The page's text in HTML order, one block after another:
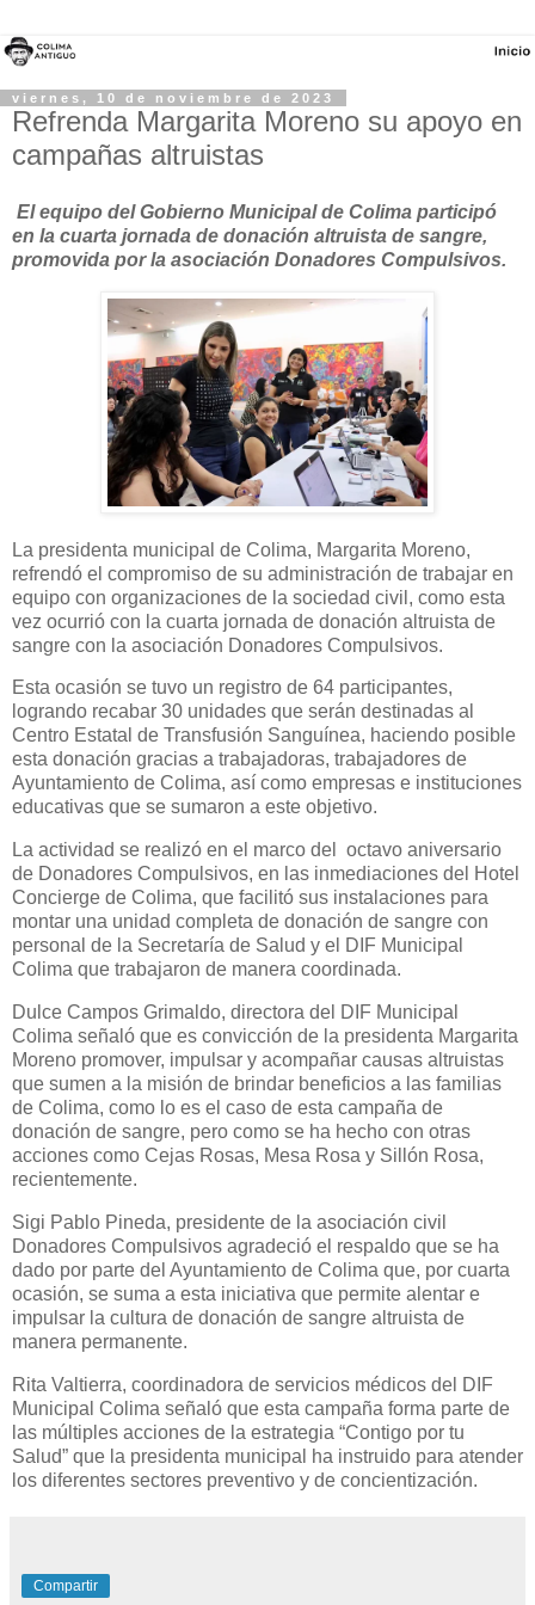
viernes, 10 de noviembre de 2023
Refrenda Margarita Moreno su apoyo en
campañas altruistas
El equipo del Gobierno Municipal de Colima participó
en la cuarta jornada de donación altruista de sangre,
promovida por la asociación Donadores Compulsivos.
La presidenta municipal de Colima, Margarita Moreno,
refrendó el compromiso de su administración de trabajar en
equipo con organizaciones de la sociedad civil, como esta
vez ocurrió con la cuarta jornada de donación altruista de
sangre con la asociación Donadores Compulsivos.
Esta ocasión se tuvo un registro de 64 participantes,
logrando recabar 30 unidades que serán destinadas al
Centro Estatal de Transfusión Sanguínea, haciendo posible
esta donación gracias a trabajadoras, trabajadores de
Ayuntamiento de Colima, así como empresas e instituciones
educativas que se sumaron a este objetivo.
La actividad se realizó en el marco del octavo aniversario
de Donadores Compulsivos, en las inmediaciones del Hotel
Concierge de Colima, que facilitó sus instalaciones para
montar una unidad completa de donación de sangre con
personal de la Secretaría de Salud y el DIF Municipal
Colima que trabajaron de manera coordinada.
Dulce Campos Grimaldo, directora del DIF Municipal
Colima señaló que es convicción de la presidenta Margarita
Moreno promover, impulsar y acompañar causas altruistas
que sumen a la misión de brindar beneficios a las familias
de Colima, como lo es el caso de esta campaña de
donación de sangre, pero como se ha hecho con otras
acciones como Cejas Rosas, Mesa Rosa y Sillón Rosa,
recientemente.
Sigi Pablo Pineda, presidente de la asociación civil
Donadores Compulsivos agradeció el respaldo que se ha
dado por parte del Ayuntamiento de Colima que, por cuarta
ocasión, se suma a esta iniciativa que permite alentar e
impulsar la cultura de donación de sangre altruista de
manera permanente.
Rita Valtierra, coordinadora de servicios médicos del DIF
Municipal Colima señaló que esta campaña forma parte de
las múltiples acciones de la estrategia “Contigo por tu
Salud” que la presidenta municipal ha instruido para atender
los diferentes sectores preventivo y de concientización.
Compartir